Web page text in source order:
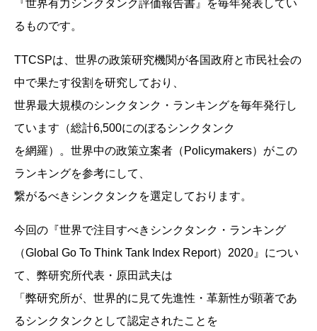
『世界有力シンクタンク評価報告書』を毎年発表してい
るものです。
TTCSPは、世界の政策研究機関が各国政府と市民社会の
中で果たす役割を研究しており、
世界最大規模のシンクタンク・ランキングを毎年発行し
ています（総計6,500にのぼるシンクタンク
を網羅）。世界中の政策立案者（Policymakers）がこの
ランキングを参考にして、
繋がるべきシンクタンクを選定しております。
今回の『世界で注目すべきシンクタンク・ランキング
（Global Go To Think Tank Index Report）2020』につい
て、弊研究所代表・原田武夫は
「弊研究所が、世界的に見て先進性・革新性が顕著であ
るシンクタンクとして認定されたことを